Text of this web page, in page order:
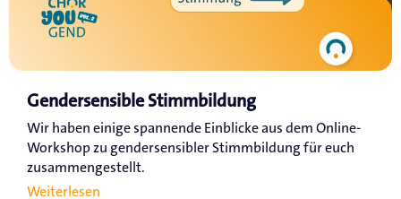
Gendersensible Stimmbildung
Wir haben einige spannende Einblicke aus dem Online-
Workshop zu gendersensibler Stimmbildung für euch
zusammengestellt.
Weiterlesen